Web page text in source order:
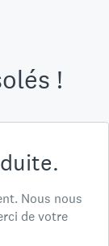
!
Nous nous
de votre